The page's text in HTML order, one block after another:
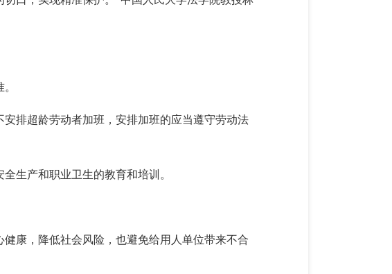
排超龄劳动者加班，安排加班的应当遵守劳动法
生产和职业卫生的教育和培训。
康，降低社会风险，也避免给用人单位带来不合